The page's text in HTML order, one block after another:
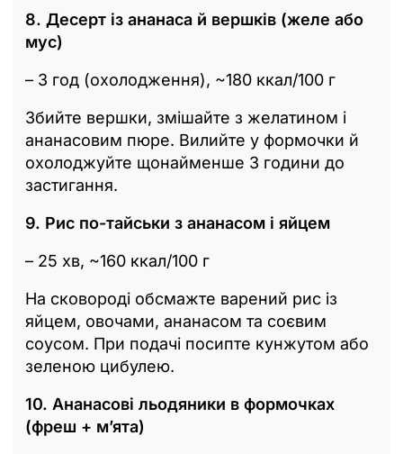
8. Десерт із ананаса й вершків (желе або
мус)
– 3 год (охолодження), ~180 ккал/100 г
Збийте вершки, змішайте з желатином і
ананасовим пюре. Вилийте у формочки й
охолоджуйте щонайменше 3 години до
застигання.
9. Рис по-тайськи з ананасом і яйцем
– 25 хв, ~160 ккал/100 г
На сковороді обсмажте варений рис із
яйцем, овочами, ананасом та соєвим
соусом. При подачі посипте кунжутом або
зеленою цибулею.
10. Ананасові льодяники в формочках
(фреш + м’ята)